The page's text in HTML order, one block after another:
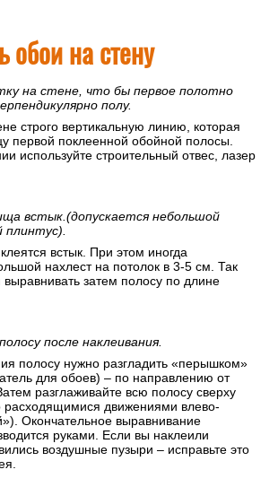
обои на стену
на стене, что бы первое полотно
полу.
строго вертикальную линию, которая
первой поклеенной обойной полосы.
используйте строительный отвес, лазер
встык.(допускается небольшой
плинтус).
встык. При этом иногда
нахлест на потолок в 3-5 см. Так
выравнивать затем полосу по длине
после наклеивания.
полосу нужно разгладить «перышком»
для обоев) – по направлению от
разглаживайте всю полосу сверху
расходящимися движениями влево-
Окончательное выравнивание
руками. Если вы наклеили
воздушные пузыри – исправьте это